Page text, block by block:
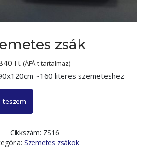
zsák
Ft (ÁFÁ-t tartalmaz)
~160 literes szemeteshez
zsák mennyiség
teszem
Cikkszám: ZS16
Szemetes zsákok